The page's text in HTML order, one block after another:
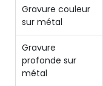
Gravure couleur
sur métal
Gravure
profonde sur
métal